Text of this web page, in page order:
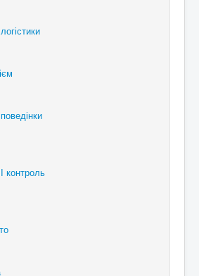
контроль